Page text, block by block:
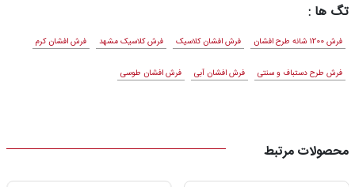
تگ ها :
فرش 1200 شانه طرح افشان فرش افشان کلاسیک فرش کلاسیک مشهد فرش افشان کرم
فرش طرح دستباف و سنتی فرش افشان آبی فرش افشان طوسی
محصولات مرتبط